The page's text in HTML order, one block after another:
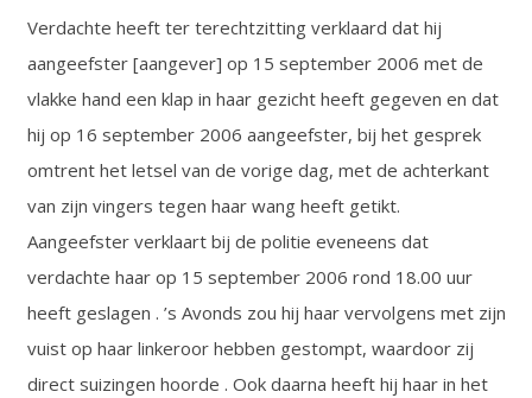
Verdachte heeft ter terechtzitting verklaard dat hij
aangeefster [aangever] op 15 september 2006 met de
vlakke hand een klap in haar gezicht heeft gegeven en dat
hij op 16 september 2006 aangeefster, bij het gesprek
omtrent het letsel van de vorige dag, met de achterkant
van zijn vingers tegen haar wang heeft getikt.
Aangeefster verklaart bij de politie eveneens dat
verdachte haar op 15 september 2006 rond 18.00 uur
heeft geslagen . ’s Avonds zou hij haar vervolgens met zijn
vuist op haar linkeroor hebben gestompt, waardoor zij
direct suizingen hoorde . Ook daarna heeft hij haar in het